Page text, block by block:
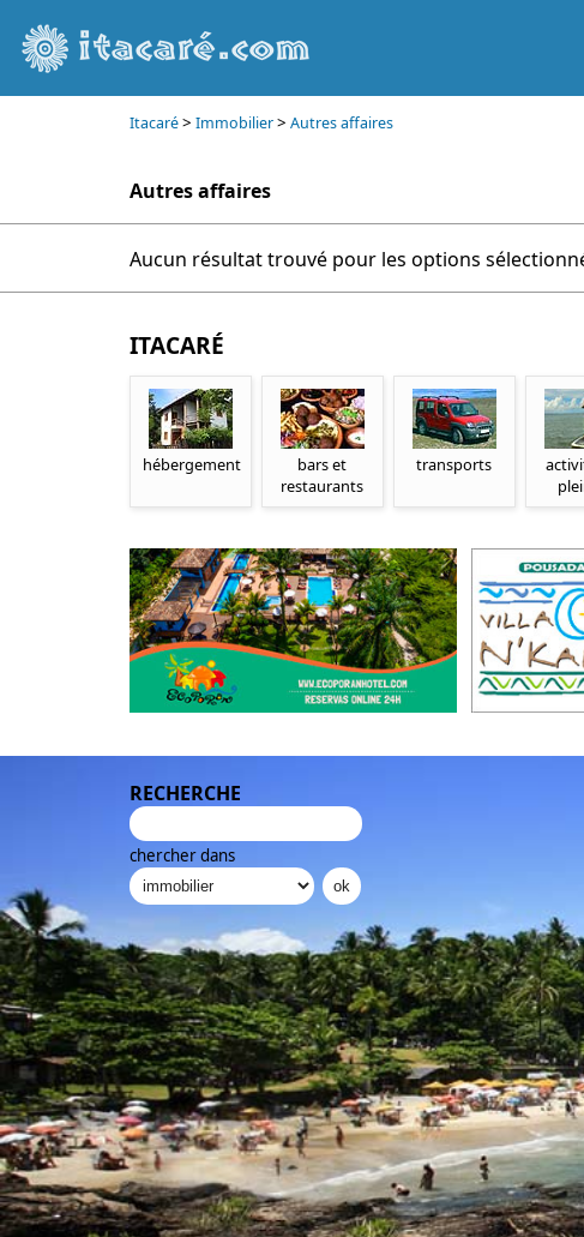
Itacaré> Immobilier> Autres affaires
Autres affaires
Aucun résultat trouvé pour les options
ITACARÉ
hébergement
bars et
restaurants
transports
RECHERCHE
chercher dans